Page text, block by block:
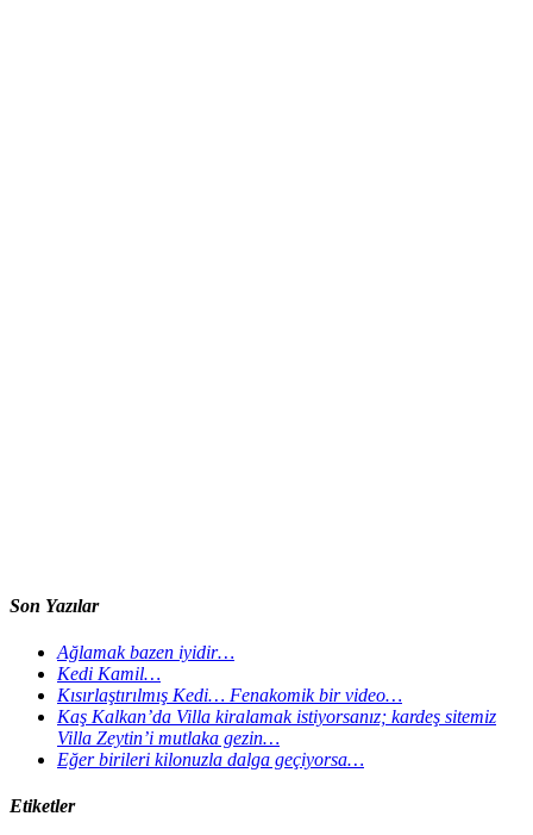
Son Yazılar
Ağlamak bazen iyidir…
Kedi Kamil…
Kısırlaştırılmış Kedi… Fenakomik bir video…
Kaş Kalkan’da Villa kiralamak istiyorsanız; kardeş sitemiz
Villa Zeytin’i mutlaka gezin…
Eğer birileri kilonuzla dalga geçiyorsa…
Etiketler